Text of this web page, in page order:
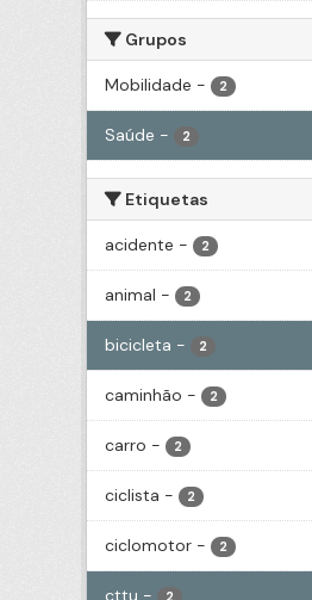
Grupos
Mobilidade - 2
Saúde - 2
Etiquetas
acidente - 2
animal - 2
bicicleta - 2
caminhão - 2
carro - 2
ciclista - 2
ciclomotor - 2
cttu - 2